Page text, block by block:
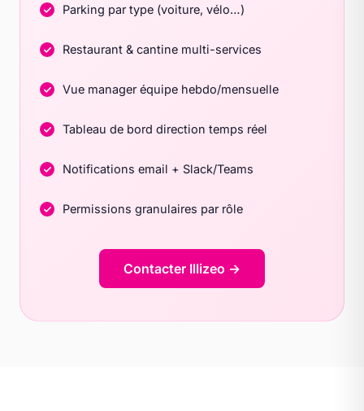
Parking par type (voiture, vélo…)
Restaurant & cantine multi-services
Vue manager équipe hebdo/mensuelle
Tableau de bord direction temps réel
Notifications email + Slack/Teams
Permissions granulaires par rôle
Contacter Illizeo →